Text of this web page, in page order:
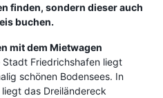
finden, sondern dieser auch
buchen.
mit dem Mietwagen
Friedrichshafen liegt
schönen Bodensees. In
­das Dreiländereck